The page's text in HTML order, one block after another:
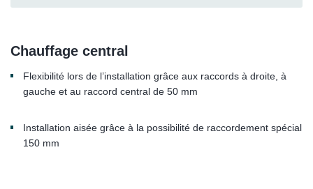
Chauffage central
Flexibilité lors de l’installation grâce aux raccords à droite, à
gauche et au raccord central de 50 mm
Installation aisée grâce à la possibilité de raccordement spécial
150 mm